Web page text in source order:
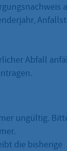
Abfall
ungültig.
die bisherige